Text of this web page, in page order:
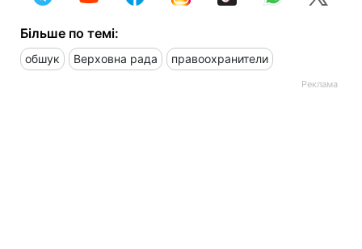
Більше по темі:
обшук Верховна рада правоохранители